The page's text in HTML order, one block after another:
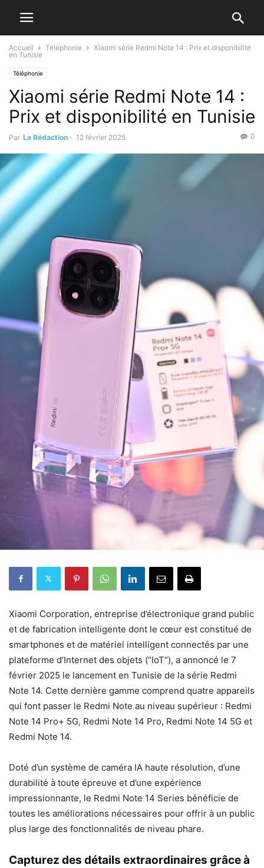
Accueil Téléphonie
Xiaomi série Redmi Note 14 : Prix et disponibilité
en Tunisie
Téléphonie
Xiaomi série Redmi Note 14 :
Prix et disponibilité en Tunisie
Par La Rédaction - 12 février 2025 0
Xiaomi Corporation, entreprise d’électronique grand public
et de fabrication intelligente dont le cœur est constitué de
smartphones et de matériel intelligent connectés par une
plateforme d’Internet des objets (“IoT“), a annoncé le 7
février 2025 le lancement en Tunisie de la série Redmi
Note 14. Cette dernière gamme comprend quatre appareils
qui font passer le Redmi Note au niveau supérieur : Redmi
Note 14 Pro+ 5G, Redmi Note 14 Pro, Redmi Note 14 5G et
Redmi Note 14.
Doté d’un système de caméra IA haute résolution, d’une
durabilité à toute épreuve et d’une expérience
impressionnante, le Redmi Note 14 Series bénéficie de
toutes les améliorations nécessaires pour offrir à un public
plus large des fonctionnalités de niveau phare.
Capturez des détails extraordinaires grâce à